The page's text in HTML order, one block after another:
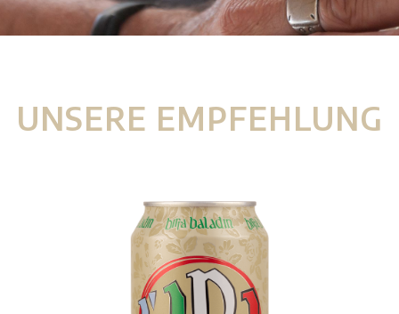
UNSERE EMPFEHLUNG